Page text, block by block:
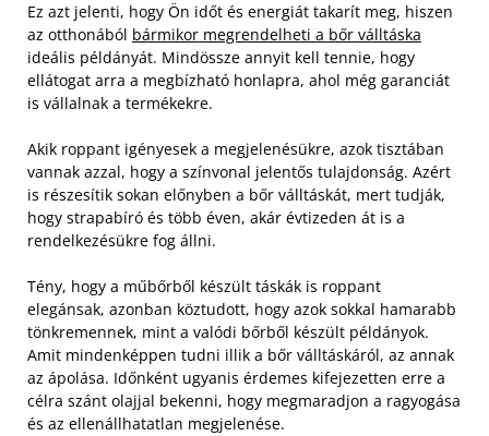
Ez azt jelenti, hogy Ön időt és energiát takarít meg, hiszen
az otthonából bármikor megrendelheti a bőr válltáska
ideális példányát. Mindössze annyit kell tennie, hogy
ellátogat arra a megbízható honlapra, ahol még garanciát
is vállalnak a termékekre.
Akik roppant igényesek a megjelenésükre, azok tisztában
vannak azzal, hogy a színvonal jelentős tulajdonság. Azért
is részesítik sokan előnyben a bőr válltáskát, mert tudják,
hogy strapabíró és több éven, akár évtizeden át is a
rendelkezésükre fog állni.
Tény, hogy a műbőrből készült táskák is roppant
elegánsak, azonban köztudott, hogy azok sokkal hamarabb
tönkremennek, mint a valódi bőrből készült példányok.
Amit mindenképpen tudni illik a bőr válltáskáról, az annak
az ápolása. Időnként ugyanis érdemes kifejezetten erre a
célra szánt olajjal bekenni, hogy megmaradjon a ragyogása
és az ellenállhatatlan megjelenése.